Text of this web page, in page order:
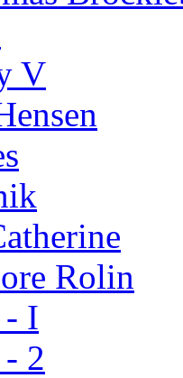
V
Rolin
- I
2